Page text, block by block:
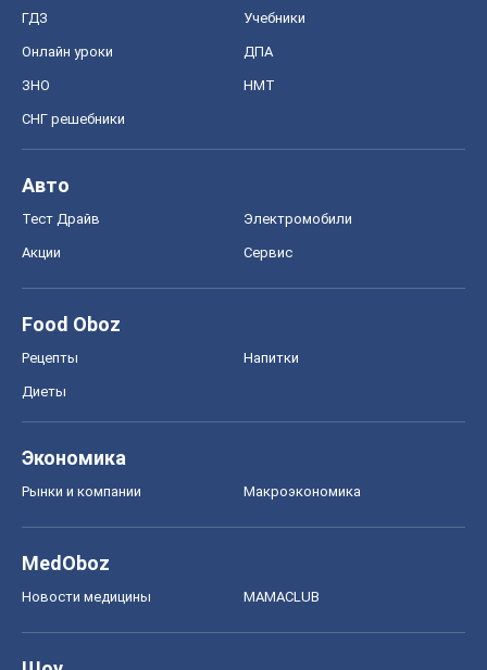
ГДЗ Учебники
Онлайн уроки ДПА
ЗНО НМТ
СНГ решебники
Авто
Тест Драйв Электромобили
Акции Сервис
Food Oboz
Рецепты Напитки
Диеты
Экономика
Рынки и компании Mакроэкономика
MedOboz
Новости медицины MAMACLUB